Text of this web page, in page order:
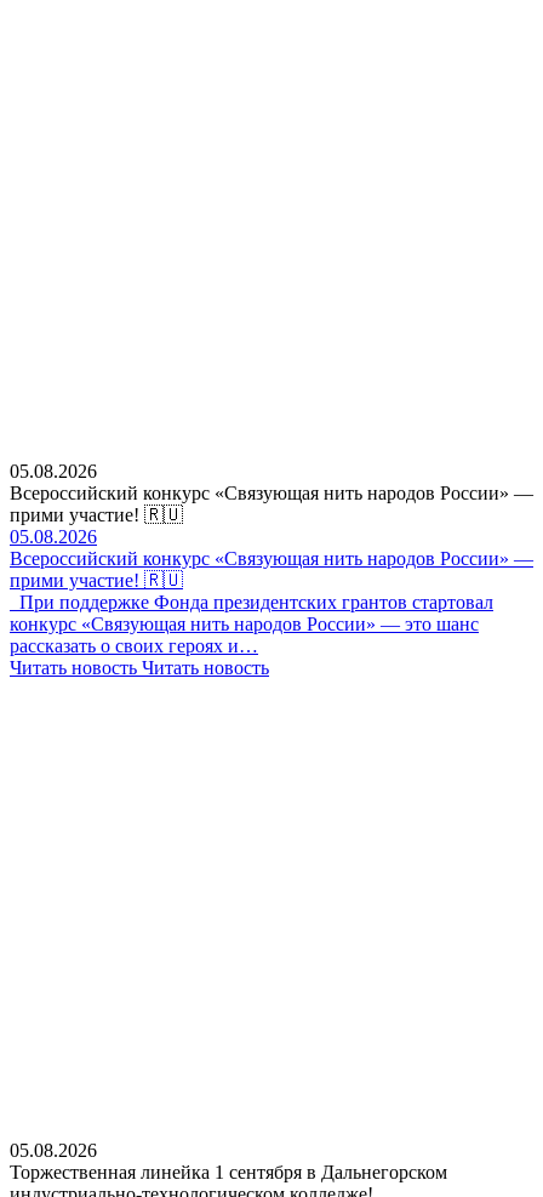
05.08.2026
Всероссийский конкурс «Связующая нить народов России» —
прими участие! 🇷🇺
05.08.2026
Всероссийский конкурс «Связующая нить народов России» —
прими участие! 🇷🇺
При поддержке Фонда президентских грантов стартовал
конкурс «Связующая нить народов России» — это шанс
рассказать о своих героях и…
Читать новость Читать новость
05.08.2026
Торжественная линейка 1 сентября в Дальнегорском